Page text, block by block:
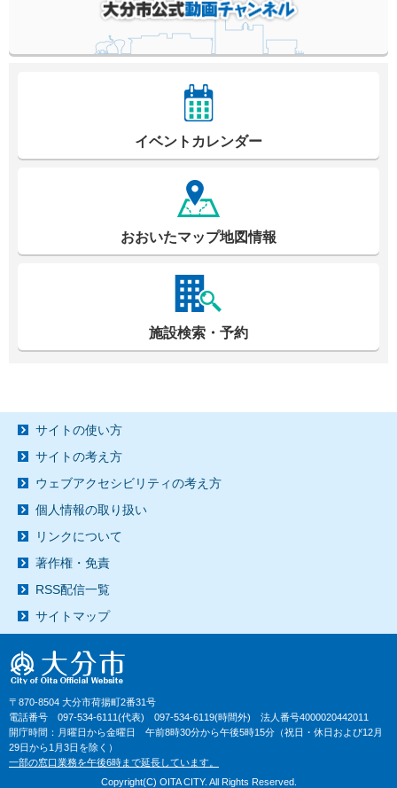
イベントカレンダー
おおいたマップ地図情報
施設検索・予約
サイトの使い方
サイトの考え方
ウェブアクセシビリティの考え方
個人情報の取り扱い
リンクについて
著作権・免責
RSS配信一覧
サイトマップ
〒870-8504 大分市荷揚町2番31号
電話番号 097-534-6111(代表) 097-534-6119(時間外) 法人番号4000020442011
開庁時間：月曜日から金曜日 午前8時30分から午後5時15分（祝日・休日および12月
29日から1月3日を除く）
一部の窓口業務を午後6時まで延長しています。
Copyright(C) OITA CITY. All Rights Reserved.